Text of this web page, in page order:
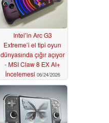
Intel’in Arc G3
Extreme’i el tipi oyun
dünyasında çığır açıyor
- MSI Claw 8 EX AI+
İncelemesi 06/24/2026